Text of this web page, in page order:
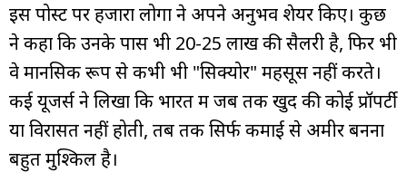
इस पोस्ट पर हजारों लोगों ने अपने अनुभव शेयर किए। कुछ
ने कहा कि उनके पास भी ₹20-25 लाख की सैलरी है, फिर भी
वे मानसिक रूप से कभी भी "सिक्योर" महसूस नहीं करते।
कई यूजर्स ने लिखा कि भारत में जब तक खुद की कोई प्रॉपर्टी
या विरासत नहीं होती, तब तक सिर्फ कमाई से अमीर बनना
बहुत मुश्किल है।